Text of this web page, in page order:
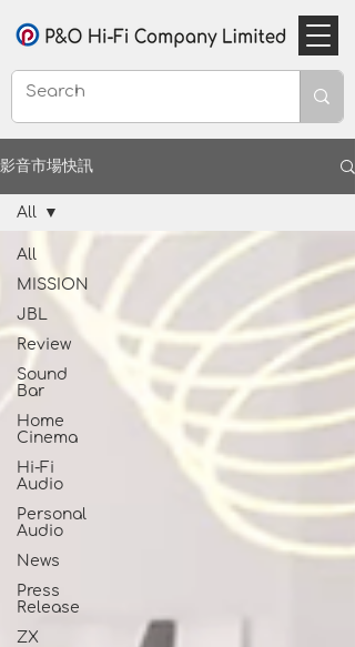
影音市場快訊
All
MISSION
JBL
Review
Sound
Bar
Home
Cinema
Hi-Fi
Audio
Personal
Audio
News
Press
Release
ZX
All